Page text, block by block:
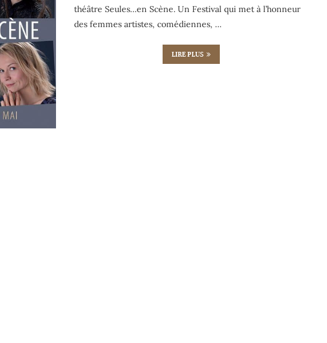
théâtre Seules…en Scène. Un Festival qui met à l’honneur
des femmes artistes, comédiennes, …
LIRE PLUS